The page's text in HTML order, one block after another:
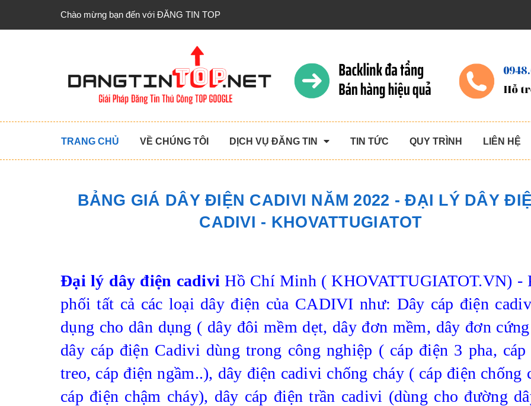
Chào mừng bạn đến với ĐĂNG TIN TOP
TRANG CHỦ VỀ CHÚNG TÔI DỊCH VỤ ĐĂNG TIN TIN TỨC QUY TRÌNH LIÊN HỆ
BẢNG GIÁ DÂY ĐIỆN CADIVI NĂM 2022 - ĐẠI LÝ DÂY
CADIVI - KHOVATTUGIATOT
Đại lý dây điện cadivi Hồ Chí Minh ( KHOVATTUGIATOT.VN) -
phối tất cả các loại dây điện của CADIVI như: Dây cáp điện
dụng cho dân dụng ( dây đôi mềm dẹt, dây đơn mềm, dây đơn
dây cáp điện Cadivi dùng trong công nghiệp ( cáp điện 3 pha, cáp
treo, cáp điện ngầm..), dây điện cadivi chống cháy ( cáp điện chống
cáp điện chậm cháy), dây cáp điện trần cadivi (dùng cho đường